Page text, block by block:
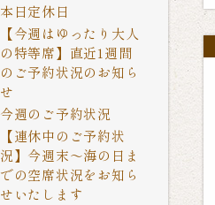
本日定休日
【今週はゆったり大人
の特等席】直近1週間
のご予約状況のお知ら
せ
今週のご予約状況
【連休中のご予約状
況】今週末〜海の日ま
での空席状況をお知ら
せいたします